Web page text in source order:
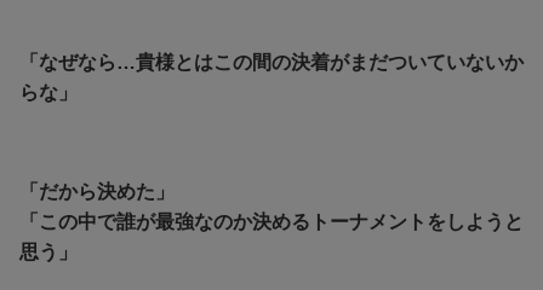
「なぜなら…貴様とはこの間の決着がまだついていないか
らな」
「だから決めた」
「この中で誰が最強なのか決めるトーナメントをしようと
思う」